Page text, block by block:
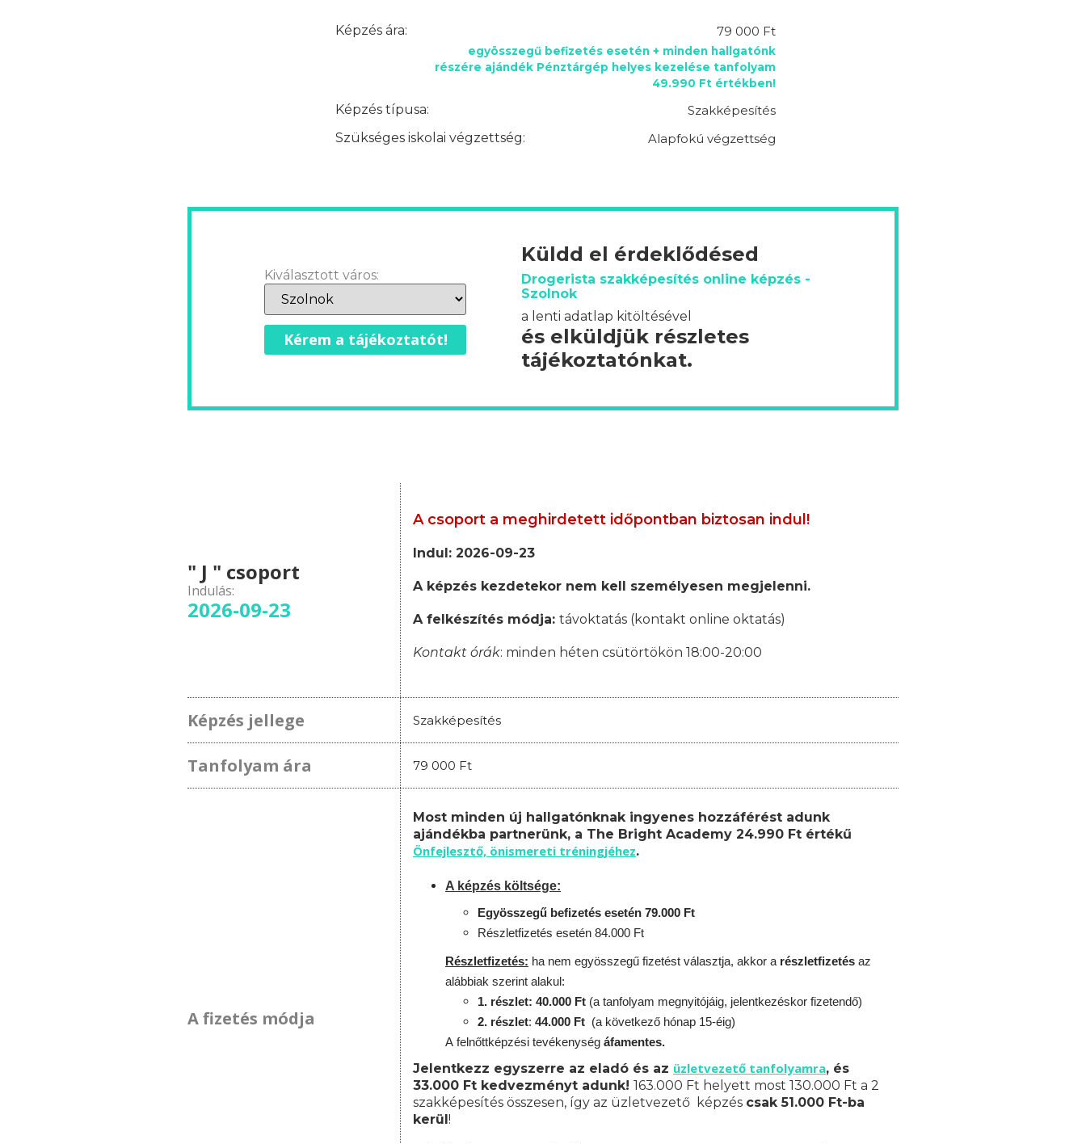
Képzés ára: 79 000 Ft
egyösszegű befizetés esetén + minden hallgatónk
részére ajándék Pénztárgép helyes kezelése tanfolyam
49.990 Ft értékben!
Képzés típusa:
Szakképesítés
Szükséges iskolai végzettség:
Alapfokú végzettség
Kiválasztott város:
Kérem a tájékoztatót!
Küldd el érdeklődésed
Drogerista szakképesítés online képzés -
Szolnok
a lenti adatlap kitöltésével
és elküldjük részletes
tájékoztatónkat.
" J " csoport
Indulás:
2026-09-23
A csoport a meghirdetett időpontban biztosan indul!
Indul: 2026-09-23
A képzés kezdetekor nem kell személyesen megjelenni.
A felkészítés módja: távoktatás (kontakt online oktatás)
Kontakt órák: minden héten csütörtökön 18:00-20:00
Képzés jellege Szakképesítés
Tanfolyam ára 79 000 Ft
A fizetés módja
Most minden új hallgatónknak ingyenes hozzáférést adunk
ajándékba partnerünk, a The Bright Academy 24.990 Ft értékű
Önfejlesztő, önismereti tréningjéhez.
A képzés költsége:
Egyösszegű befizetés esetén 79.000 Ft
Részletfizetés esetén 84.000 Ft
Részletfizetés: ha nem egyösszegű fizetést választja, akkor a részletfizetés az
alábbiak szerint alakul:
1. részlet: 40.000 Ft (a tanfolyam megnyitójáig, jelentkezéskor fizetendő)
2. részlet: 44.000 Ft (a következő hónap 15-éig)
A felnőttképzési tevékenység áfamentes.
Jelentkezz egyszerre az eladó és az üzletvezető tanfolyamra, és
33.000 Ft kedvezményt adunk! 163.000 Ft helyett most 130.000 Ft a 2
szakképesítés összesen, így az üzletvezető képzés csak 51.000 Ft-ba
kerül !